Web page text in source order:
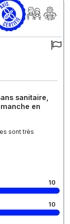
sanitaire,
en
sont très
10
10